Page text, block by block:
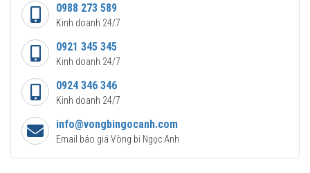
0988 273 589
Kinh doanh 24/7
0921 345 345
Kinh doanh 24/7
0924 346 346
Kinh doanh 24/7
info@vongbingocanh.com
Email báo giá Vòng bi Ngọc Anh